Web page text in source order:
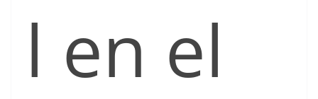
l en el